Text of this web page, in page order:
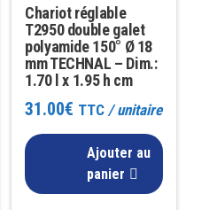
Chariot réglable
T2950 double galet
polyamide 150° Ø 18
mm TECHNAL – Dim.:
1.70 l x 1.95 h cm
31.00€ TTC/ unitaire
Ajouter au
panier